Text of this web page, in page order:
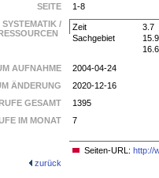
SEITE
1-8
SYSTEMATIK /
Zeit
3.7
Sachgebiet
15.9
AUFNAHME
2004-04-24
ÄNDERUNG
2020-12-16
GESAMT
1395
IM MONAT
7
Seiten-URL: http://
zurück